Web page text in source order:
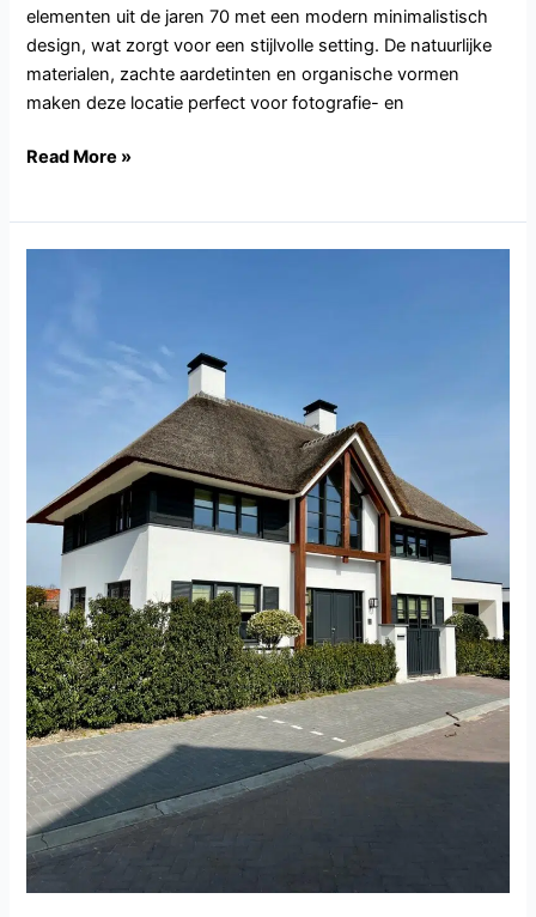
elementen uit de jaren 70 met een modern minimalistisch
design, wat zorgt voor een stijlvolle setting. De natuurlijke
materialen, zachte aardetinten en organische vormen
maken deze locatie perfect voor fotografie- en
Read More »